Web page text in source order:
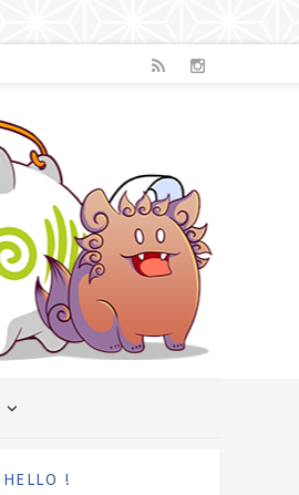
HELLO !